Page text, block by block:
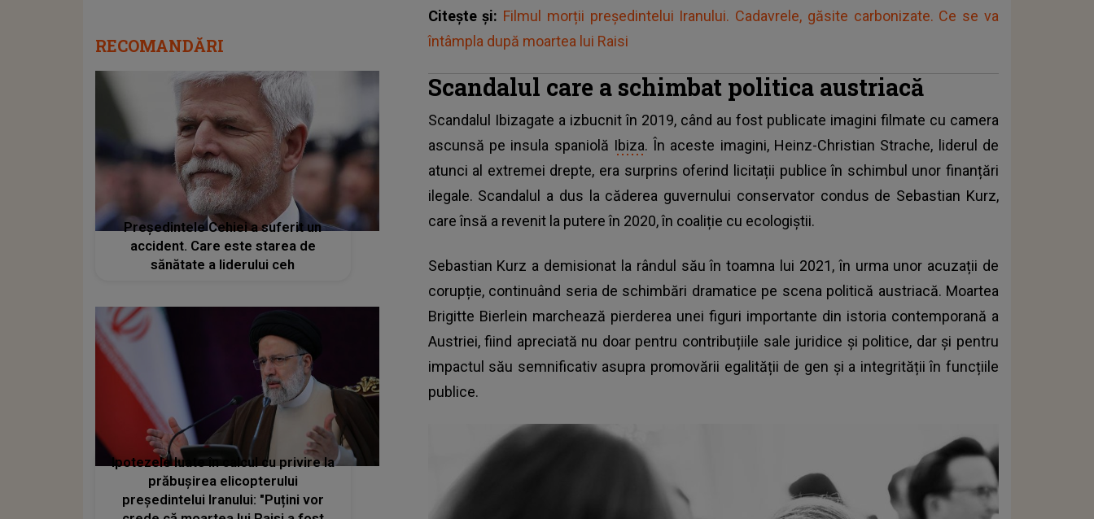
Citește și: Filmul morții președintelui Iranului. Cadavrele, găsite carbonizate. Ce se va
întâmpla după moartea lui Raisi
Scandalul care a schimbat politica austriacă
Scandalul Ibizagate a izbucnit în 2019, când au fost publicate imagini filmate cu camera
ascunsă pe insula spaniolă Ibiza. În aceste imagini, Heinz-Christian Strache, liderul de
atunci al extremei drepte, era surprins oferind licitații publice în schimbul unor finanțări
ilegale. Scandalul a dus la căderea guvernului conservator condus de Sebastian Kurz,
care însă a revenit la putere în 2020, în coaliție cu ecologiștii.
Sebastian Kurz a demisionat la rândul său în toamna lui 2021, în urma unor acuzații de
corupție, continuând seria de schimbări dramatice pe scena politică austriacă. Moartea
Brigitte Bierlein marchează pierderea unei figuri importante din istoria contemporană a
Austriei, fiind apreciată nu doar pentru contribuțiile sale juridice și politice, dar și pentru
impactul său semnificativ asupra promovării egalității de gen și a integrității în funcțiile
publice.
RECOMANDĂRI
Preşedintele Cehiei a suferit un
accident. Care este starea de
sănătate a liderului ceh
Ipotezele luate în calcul cu privire la
prăbușirea elicopterului
președintelui Iranului: "Puțini vor